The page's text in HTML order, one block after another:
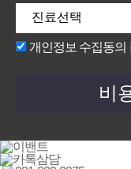
개인정보 수집동의